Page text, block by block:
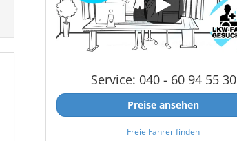
Service: 040 - 60 94 55 30
Preise ansehen
Freie Fahrer finden